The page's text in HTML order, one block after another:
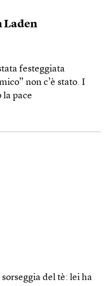
Laden
festeggiata
non c’è stato. I
pace
del tè: lei ha